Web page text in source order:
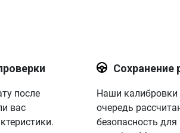
после
вас
Сохранение
Наши калибровки
очередь
безопасность